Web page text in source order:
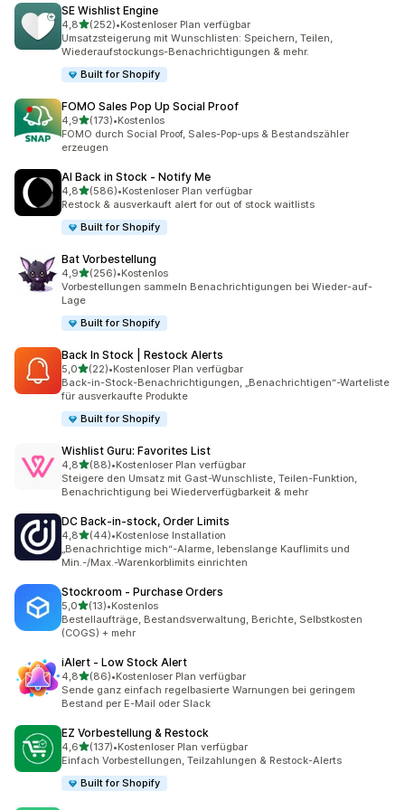
SE Wishlist Engine
4,8von 5 Sternen
(252)
252 Rezensionen insgesamt
•Kostenloser Plan verfügbar
Umsatzsteigerung mit Wunschlisten: Speichern, Teilen,
Wiederaufstockungs-Benachrichtigungen & mehr.
Built for Shopify
FOMO Sales Pop Up Social Proof
4,9von 5 Sternen
(173)
173 Rezensionen insgesamt
•Kostenlos
FOMO durch Social Proof, Sales-Pop-ups & Bestandszähler
erzeugen
AI Back in Stock ‑ Notify Me
4,8von 5 Sternen
(586)
586 Rezensionen insgesamt
•Kostenloser Plan verfügbar
Restock & ausverkauft alert for out of stock waitlists
Built for Shopify
Bat Vorbestellung
4,9von 5 Sternen
(256)
256 Rezensionen insgesamt
•Kostenlos
Vorbestellungen sammeln Benachrichtigungen bei Wieder-auf-
Lage
Built for Shopify
Back In Stock | Restock Alerts
5,0von 5 Sternen
(22)
22 Rezensionen insgesamt
•Kostenloser Plan verfügbar
Back-in-Stock-Benachrichtigungen, „Benachrichtigen“-Warteliste
für ausverkaufte Produkte
Built for Shopify
Wishlist Guru: Favorites List
4,8von 5 Sternen
(88)
88 Rezensionen insgesamt
•Kostenloser Plan verfügbar
Steigere den Umsatz mit Gast-Wunschliste, Teilen-Funktion,
Benachrichtigung bei Wiederverfügbarkeit & mehr
DC Back‑in‑stock, Order Limits
4,8von 5 Sternen
(44)
44 Rezensionen insgesamt
•Kostenlose Installation
„Benachrichtige mich“-Alarme, lebenslange Kauflimits und
Min.-/Max.-Warenkorblimits einrichten
Stockroom ‑ Purchase Orders
5,0von 5 Sternen
(13)
13 Rezensionen insgesamt
•Kostenlos
Bestellaufträge, Bestandsverwaltung, Berichte, Selbstkosten
(COGS) + mehr
iAlert ‑ Low Stock Alert
4,8von 5 Sternen
(86)
86 Rezensionen insgesamt
•Kostenloser Plan verfügbar
Sende ganz einfach regelbasierte Warnungen bei geringem
Bestand per E-Mail oder Slack
EZ Vorbestellung & Restock
4,6von 5 Sternen
(137)
137 Rezensionen insgesamt
•Kostenloser Plan verfügbar
Einfach Vorbestellungen, Teilzahlungen & Restock-Alerts
Built for Shopify